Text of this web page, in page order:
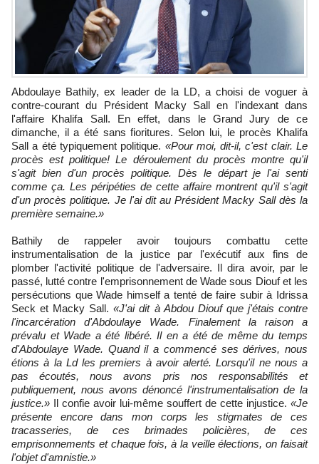
Abdoulaye Bathily, ex leader de la LD, a choisi de voguer à
contre-courant du Président Macky Sall en l'indexant dans
l'affaire Khalifa Sall. En effet, dans le Grand Jury de ce
dimanche, il a été sans fioritures. Selon lui, le procès Khalifa
Sall a été typiquement politique. «Pour moi, dit-il, c'est clair. Le
procès est politique! Le déroulement du procès montre qu'il
s'agit bien d'un procès politique. Dès le départ je l'ai senti
comme ça. Les péripéties de cette affaire montrent qu'il s'agit
d'un procès politique. Je l'ai dit au Président Macky Sall dès la
première semaine.»
Bathily de rappeler avoir toujours combattu cette
instrumentalisation de la justice par l'exécutif aux fins de
plomber l'activité politique de l'adversaire. Il dira avoir, par le
passé, lutté contre l'emprisonnement de Wade sous Diouf et les
persécutions que Wade himself a tenté de faire subir à Idrissa
Seck et Macky Sall.«J'ai dit à Abdou Diouf que j'étais contre
l'incarcération d'Abdoulaye Wade. Finalement la raison a
prévalu et Wade a été libéré. Il en a été de même du temps
d'Abdoulaye Wade. Quand il a commencé ses dérives, nous
étions à la Ld les premiers à avoir alerté. Lorsqu'il ne nous a
pas écoutés, nous avons pris nos responsabilités et
publiquement, nous avons dénoncé l'instrumentalisation de la
justice.» Il confie avoir lui-même souffert de cette injustice. «Je
présente encore dans mon corps les stigmates de ces
tracasseries, de ces brimades policières, de ces
emprisonnements et chaque fois, à la veille élections, on faisait
l'objet d'amnistie.»